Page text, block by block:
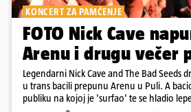
KONCERT ZA PAMĆENJE
FOTO Nick Cave
Arenu i drugu večer
Legendarni Nick Cave and The Bad Seeds
u trans bacili prepunu Arenu u Puli. A
publiku na kojoj je 'surfao' te se hladio